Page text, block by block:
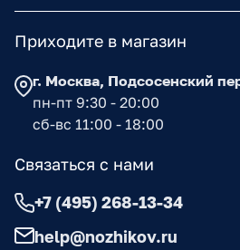
Приходите в магазин
г. Москва, Подсосенский
пн-пт 9:30 - 20:00
сб-вс 11:00 - 18:00
Связаться с нами
+7 (495) 268-13-34
help@nozhikov.ru